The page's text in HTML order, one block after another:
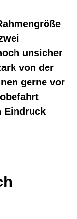
unsicher
von der
gerne vor
Eindruck